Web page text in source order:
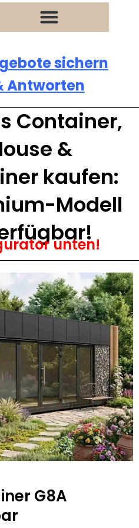
sichern
Antworten
Container,
&
kaufen:
Modell
unten!
G8A